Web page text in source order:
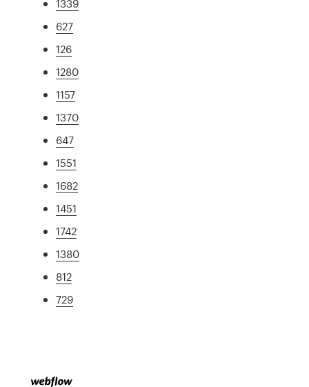
1339
627
126
1280
1157
1370
647
1551
1682
1451
1742
1380
812
729